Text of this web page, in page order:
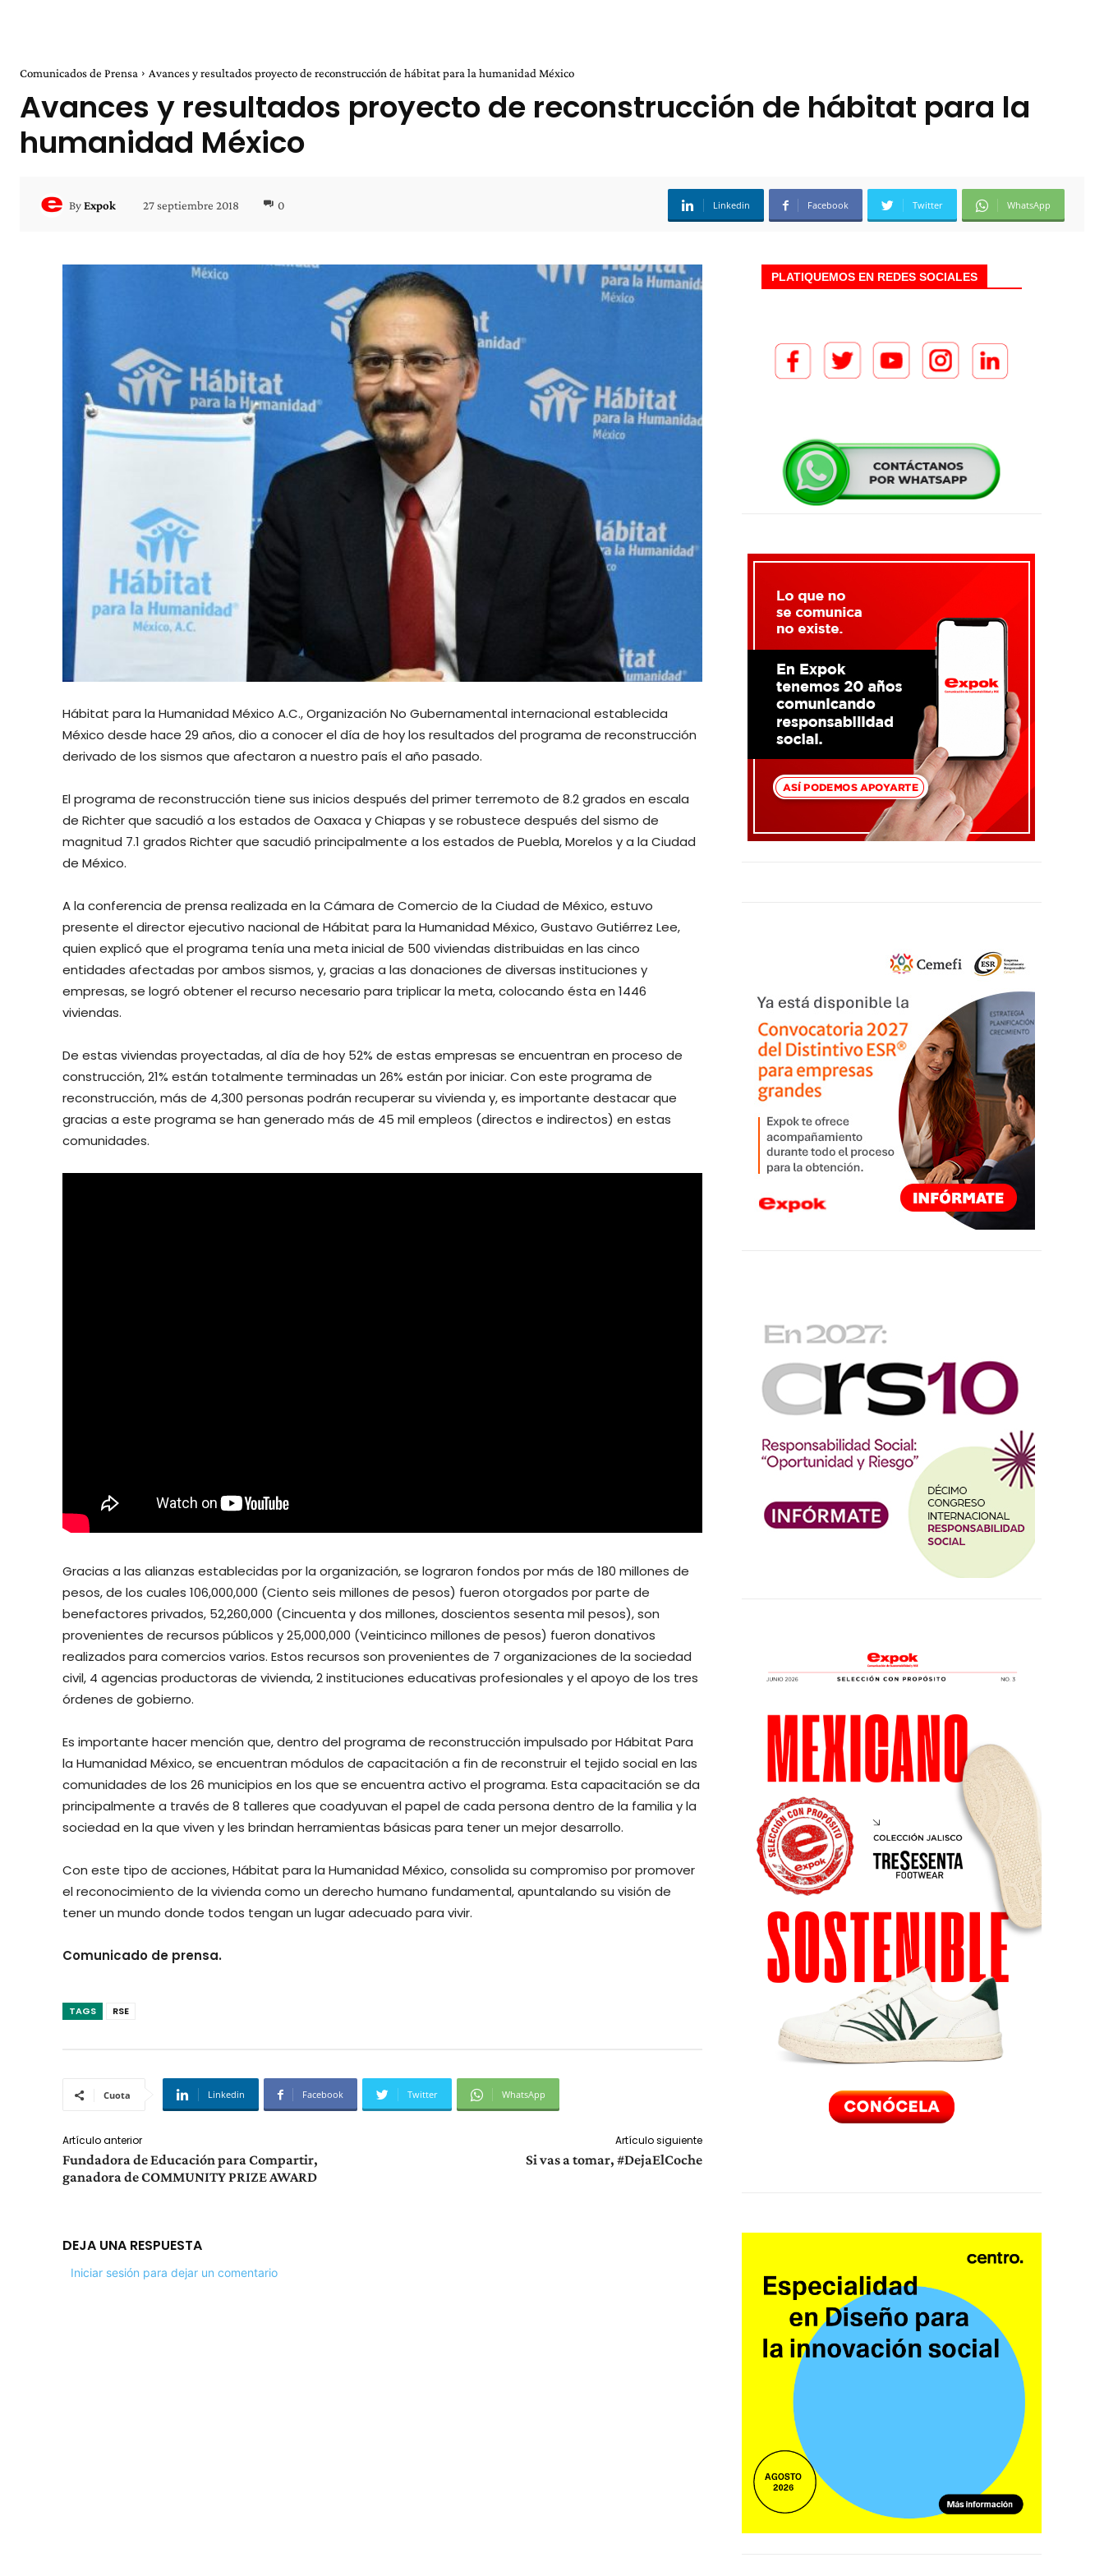
Comunicados de Prensa Avances y resultados proyecto de reconstrucción de hábitat para la humanidad México
Avances y resultados proyecto de reconstrucción de hábitat para la
humanidad México
ByExpok 27 septiembre 2018 0 Linkedin Facebook Twitter WhatsApp
Hábitat para la Humanidad México A.C., Organización No Gubernamental internacional establecida
México desde hace 29 años, dio a conocer el día de hoy los resultados del programa de reconstrucción
derivado de los sismos que afectaron a nuestro país el año pasado.
El programa de reconstrucción tiene sus inicios después del primer terremoto de 8.2 grados en escala
de Richter que sacudió a los estados de Oaxaca y Chiapas y se robustece después del sismo de
magnitud 7.1 grados Richter que sacudió principalmente a los estados de Puebla, Morelos y a la Ciudad
de México.
A la conferencia de prensa realizada en la Cámara de Comercio de la Ciudad de México, estuvo
presente el director ejecutivo nacional de Hábitat para la Humanidad México, Gustavo Gutiérrez Lee,
quien explicó que el programa tenía una meta inicial de 500 viviendas distribuidas en las cinco
entidades afectadas por ambos sismos, y, gracias a las donaciones de diversas instituciones y
empresas, se logró obtener el recurso necesario para triplicar la meta, colocando ésta en 1446
viviendas.
De estas viviendas proyectadas, al día de hoy 52% de estas empresas se encuentran en proceso de
construcción, 21% están totalmente terminadas un 26% están por iniciar. Con este programa de
reconstrucción, más de 4,300 personas podrán recuperar su vivienda y, es importante destacar que
gracias a este programa se han generado más de 45 mil empleos (directos e indirectos) en estas
comunidades.
Gracias a las alianzas establecidas por la organización, se lograron fondos por más de 180 millones de
pesos, de los cuales 106,000,000 (Ciento seis millones de pesos) fueron otorgados por parte de
benefactores privados, 52,260,000 (Cincuenta y dos millones, doscientos sesenta mil pesos), son
provenientes de recursos públicos y 25,000,000 (Veinticinco millones de pesos) fueron donativos
realizados para comercios varios. Estos recursos son provenientes de 7 organizaciones de la sociedad
civil, 4 agencias productoras de vivienda, 2 instituciones educativas profesionales y el apoyo de los tres
órdenes de gobierno.
Es importante hacer mención que, dentro del programa de reconstrucción impulsado por Hábitat Para
la Humanidad México, se encuentran módulos de capacitación a fin de reconstruir el tejido social en las
comunidades de los 26 municipios en los que se encuentra activo el programa. Esta capacitación se da
principalmente a través de 8 talleres que coadyuvan el papel de cada persona dentro de la familia y la
sociedad en la que viven y les brindan herramientas básicas para tener un mejor desarrollo.
Con este tipo de acciones, Hábitat para la Humanidad México, consolida su compromiso por promover
el reconocimiento de la vivienda como un derecho humano fundamental, apuntalando su visión de
tener un mundo donde todos tengan un lugar adecuado para vivir.
Comunicado de prensa.
TAGS RSE
Cuota Linkedin Facebook Twitter WhatsApp
Artículo anterior
Fundadora de Educación para Compartir,
ganadora de COMMUNITY PRIZE AWARD
Artículo siguiente
Si vas a tomar, #DejaElCoche
DEJA UNA RESPUESTA
Iniciar sesión para dejar un comentario
PLATIQUEMOS EN REDES SOCIALES